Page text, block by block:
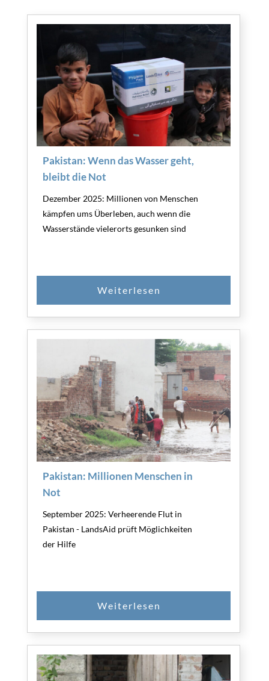
Pakistan: Wenn das Wasser geht,
bleibt die Not
Dezember 2025: Millionen von Menschen
kämpfen ums Überleben, auch wenn die
Wasserstände vielerorts gesunken sind
Pakistan: Millionen Menschen in
Not
September 2025: Verheerende Flut in
Pakistan - LandsAid prüft Möglichkeiten
der Hilfe